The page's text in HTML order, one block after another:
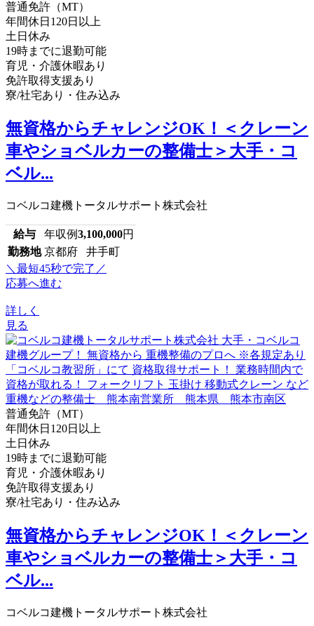
普通免許（MT）
年間休日120日以上
土日休み
19時までに退勤可能
育児・介護休暇あり
免許取得支援あり
寮/社宅あり・住み込み
無資格からチャレンジOK！＜クレーン
車やショベルカーの整備士＞大手・コ
ベル...
コベルコ建機トータルサポート株式会社
給与 年収例3,100,000円
勤務地 京都府 井手町
＼最短45秒で完了／
応募へ進む
詳しく
見る
普通免許（MT）
年間休日120日以上
土日休み
19時までに退勤可能
育児・介護休暇あり
免許取得支援あり
寮/社宅あり・住み込み
無資格からチャレンジOK！＜クレーン
車やショベルカーの整備士＞大手・コ
ベル...
コベルコ建機トータルサポート株式会社